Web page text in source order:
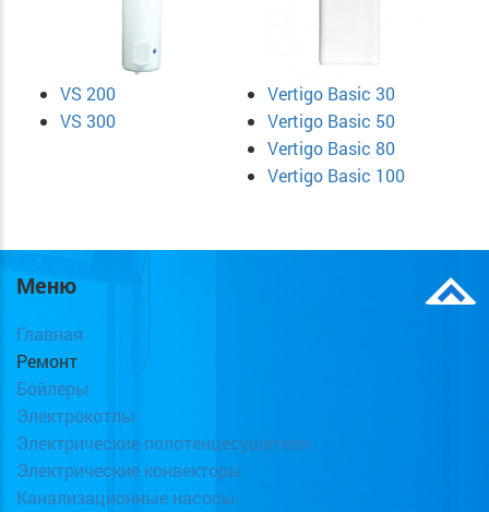
VS 200
VS 300
Vertigo Basic 30
Vertigo Basic 50
Vertigo Basic 80
Vertigo Basic 100
Меню
Главная
Ремонт
Бойлеры
Электрокотлы
Электрические полотенцесушители
Электрические конвекторы
Канализационные насосы